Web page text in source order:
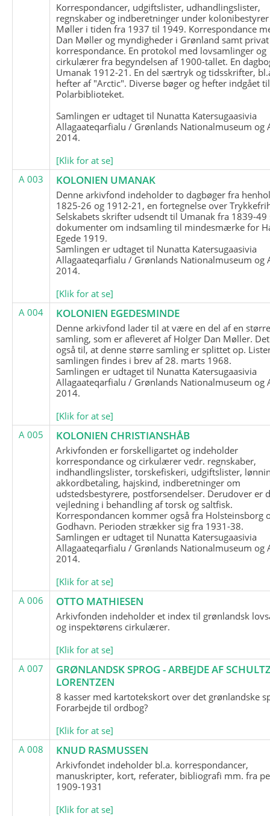
Korrespondancer, udgiftslister, udhandlingslister,
regnskaber og indberetninger under
Møller i tiden fra 1937 til 1949. Korrespondance
Dan Møller og myndigheder i Grønland samt privat
korrespondance. En protokol med lovsamlinger og
cirkulærer fra begyndelsen af 1900-tallet. En
Umanak 1912-21. En del særtryk og tidsskrifter,
hefter af "Arctic". Diverse bøger og hefter indgået til
Polarbiblioteket.
Samlingen er udtaget til Nunatta Katersugaasivia
Allagaateqarfialu / Grønlands Nationalmuseum og
2014.
[Klik for at se]
A 003
KOLONIEN UMANAK
Denne arkivfond indeholder to dagbøger fra
1825-26 og 1912-21, en fortegnelse over
Selskabets skrifter udsendt til Umanak fra 1839-49
dokumenter om indsamling til mindesmærke for
Egede 1919.
Samlingen er udtaget til Nunatta Katersugaasivia
Allagaateqarfialu / Grønlands Nationalmuseum og
2014.
[Klik for at se]
A 004
KOLONIEN EGEDESMINDE
Denne arkivfond lader til at være en del af en
samling, som er afleveret af Holger Dan Møller.
også til, at denne større samling er splittet op.
samlingen findes i brev af 28. marts 1968.
Samlingen er udtaget til Nunatta Katersugaasivia
Allagaateqarfialu / Grønlands Nationalmuseum og
2014.
[Klik for at se]
A 005
KOLONIEN CHRISTIANSHÅB
Arkivfonden er forskelligartet og indeholder
korrespondance og cirkulærer vedr. regnskaber,
indhandlingslister, torskefiskeri, udgiftslister,
akkordbetaling, hajskind, indberetninger om
udstedsbestyrere, postforsendelser. Derudover er
vejledning i behandling af torsk og saltfisk.
Korrespondancen kommer også fra Holsteinsborg
Godhavn. Perioden strækker sig fra 1931-38.
Samlingen er udtaget til Nunatta Katersugaasivia
Allagaateqarfialu / Grønlands Nationalmuseum og
2014.
[Klik for at se]
A 006
OTTO MATHIESEN
Arkivfonden indeholder et index til grønlandsk
og inspektørens cirkulærer.
[Klik for at se]
A 007
GRØNLANDSK SPROG - ARBEJDE AF
LORENTZEN
8 kasser med kartotekskort over det grønlandske
Forarbejde til ordbog?
[Klik for at se]
A 008
KNUD RASMUSSEN
Arkivfondet indeholder bl.a. korrespondancer,
manuskripter, kort, referater, bibliografi mm. fra
1909-1931
[Klik for at se]